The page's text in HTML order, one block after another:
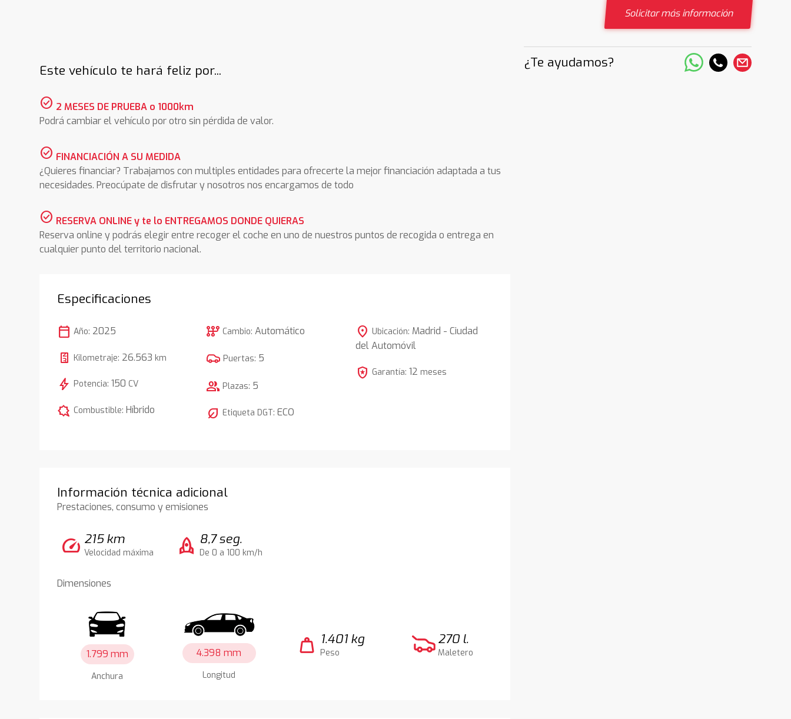
Solicitar más información
¿Te ayudamos?
Este vehículo te hará feliz por...
check_circle 2 MESES DE PRUEBA o 1000km
Podrá cambiar el vehículo por otro sin pérdida de valor.
check_circle FINANCIACIÓN A SU MEDIDA
¿Quieres financiar? Trabajamos con multiples entidades para ofrecerte la mejor financiación adaptada a tus
necesidades. Preocúpate de disfrutar y nosotros nos encargamos de todo
check_circle RESERVA ONLINE y te lo ENTREGAMOS DONDE QUIERAS
Reserva online y podrás elegir entre recoger el coche en uno de nuestros puntos de recogida o entrega en
cualquier punto del territorio nacional.
Especificaciones
calendar_today Año: 2025
Kilometraje: 26.563 km
bolt Potencia:150 CV
comic_bubble Combustible:Híbrido
auto_transmission Cambio:Automático
Puertas: 5
group Plazas: 5
nest_eco_leaf Etiqueta DGT:ECO
location_on Ubicación: Madrid - Ciudad
del Automóvil
local_police Garantía: 12 meses
Información técnica adicional
Prestaciones, consumo y emisiones
speed 215 km
Velocidad máxima rocket 8,7 seg.
De 0 a 100 km/h
Dimensiones
1.799 mm
Anchura
4.398 mm
Longitud
weight 1.401 kg
Peso
270 l.
Maletero